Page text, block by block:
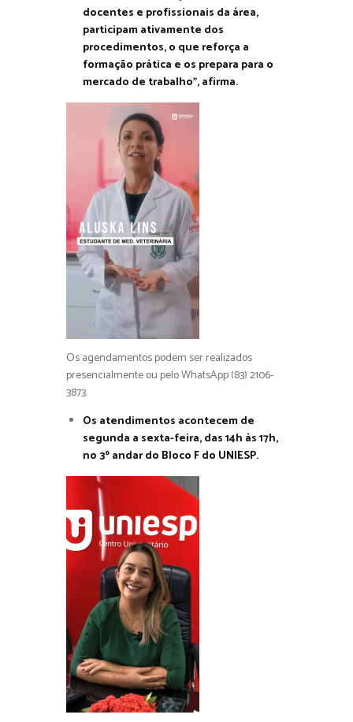
docentes e profissionais da área,
participam ativamente dos
procedimentos, o que reforça a
formação prática e os prepara para o
mercado de trabalho”, afirma.
Os agendamentos podem ser realizados
presencialmente ou pelo WhatsApp (83) 2106-
3873.
Os atendimentos acontecem de
segunda a sexta-feira, das 14h às 17h,
no 3º andar do Bloco F do UNIESP.